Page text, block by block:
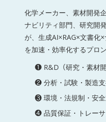
化学メーカー、素材開発
ナビリティ部門、研究開
が、生成AI×RAG×文書化
を加速・効率化するプロ
❶ R&D（研究・素材開
❷ 分析・試験・製造
❸ 環境・法規制・安
❹ 品質保証・トレーサ